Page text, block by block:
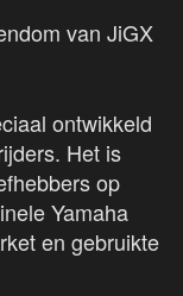
van JiGX
ontwikkeld
Het is
op
Yamaha
en gebruikte